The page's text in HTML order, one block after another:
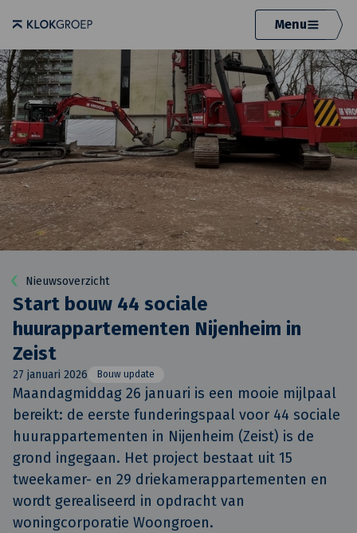
Menu
Nieuwsoverzicht
Start bouw 44 sociale
huurappartementen Nijenheim in
Zeist
27 januari 2026 Bouw update
Maandagmiddag 26 januari is een mooie mijlpaal
bereikt: de eerste funderingspaal voor 44 sociale
huurappartementen in Nijenheim (Zeist) is de
grond ingegaan. Het project bestaat uit 15
tweekamer- en 29 driekamerappartementen en
wordt gerealiseerd in opdracht van
woningcorporatie Woongroen.